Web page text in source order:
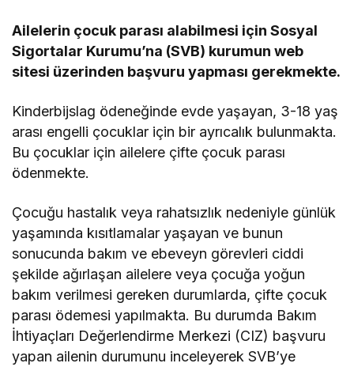
Ailelerin çocuk parası alabilmesi için Sosyal
Sigortalar Kurumu’na (SVB) kurumun web
sitesi üzerinden başvuru yapması gerekmekte.
Kinderbijslag ödeneğinde evde yaşayan, 3-18 yaş
arası engelli çocuklar için bir ayrıcalık bulunmakta.
Bu çocuklar için ailelere çifte çocuk parası
ödenmekte.
Çocuğu hastalık veya rahatsızlık nedeniyle günlük
yaşamında kısıtlamalar yaşayan ve bunun
sonucunda bakım ve ebeveyn görevleri ciddi
şekilde ağırlaşan ailelere veya çocuğa yoğun
bakım verilmesi gereken durumlarda, çifte çocuk
parası ödemesi yapılmakta. Bu durumda Bakım
İhtiyaçları Değerlendirme Merkezi (CIZ) başvuru
yapan ailenin durumunu inceleyerek SVB’ye